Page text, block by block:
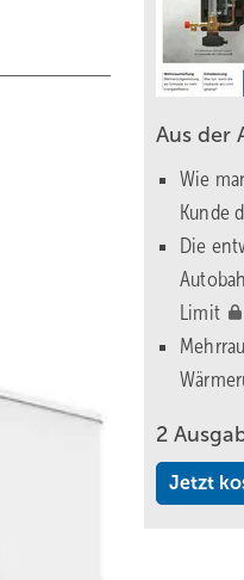
Aus der
Wie
Kunde
Die
Limit
2
Jetzt